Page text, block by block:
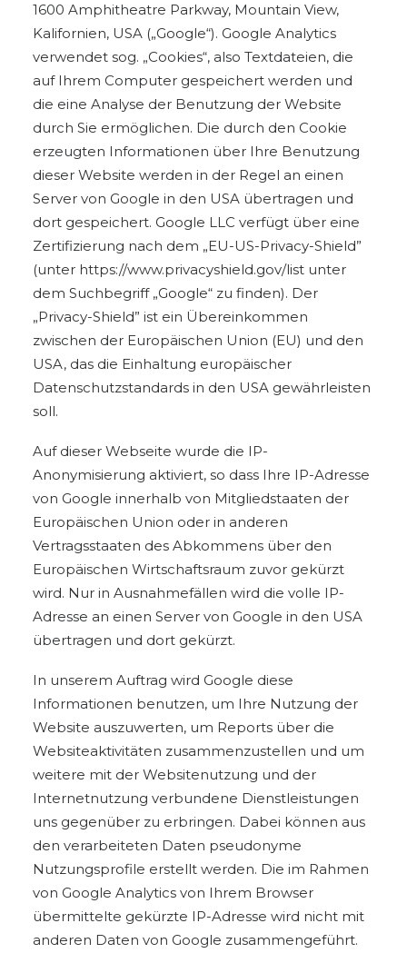
1600 Amphitheatre Parkway, Mountain View,
Kalifornien, USA („Google“). Google Analytics
verwendet sog. „Cookies“, also Textdateien, die
auf Ihrem Computer gespeichert werden und
die eine Analyse der Benutzung der Website
durch Sie ermöglichen. Die durch den Cookie
erzeugten Informationen über Ihre Benutzung
dieser Website werden in der Regel an einen
Server von Google in den USA übertragen und
dort gespeichert. Google LLC verfügt über eine
Zertifizierung nach dem „EU-US-Privacy-Shield”
(unter https://www.privacyshield.gov/list unter
dem Suchbegriff „Google“ zu finden). Der
„Privacy-Shield” ist ein Übereinkommen
zwischen der Europäischen Union (EU) und den
USA, das die Einhaltung europäischer
Datenschutzstandards in den USA gewährleisten
soll.
Auf dieser Webseite wurde die IP-
Anonymisierung aktiviert, so dass Ihre IP-Adresse
von Google innerhalb von Mitgliedstaaten der
Europäischen Union oder in anderen
Vertragsstaaten des Abkommens über den
Europäischen Wirtschaftsraum zuvor gekürzt
wird. Nur in Ausnahmefällen wird die volle IP-
Adresse an einen Server von Google in den USA
übertragen und dort gekürzt.
In unserem Auftrag wird Google diese
Informationen benutzen, um Ihre Nutzung der
Website auszuwerten, um Reports über die
Websiteaktivitäten zusammenzustellen und um
weitere mit der Websitenutzung und der
Internetnutzung verbundene Dienstleistungen
uns gegenüber zu erbringen. Dabei können aus
den verarbeiteten Daten pseudonyme
Nutzungsprofile erstellt werden. Die im Rahmen
von Google Analytics von Ihrem Browser
übermittelte gekürzte IP-Adresse wird nicht mit
anderen Daten von Google zusammengeführt.